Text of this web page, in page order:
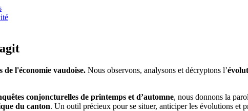
de l'économie vaudoise. Nous observons, analysons et décryp­tons l’
conjoncturelles de printemps et d’automne, nous donnons la
du canton. Un outil précieux pour se situer, anticiper les évolutions et